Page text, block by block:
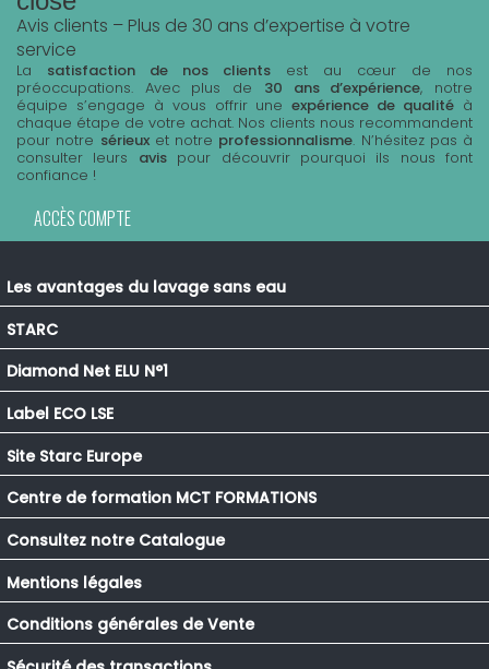
Avis clients – Plus de 30 ans d’expertise à votre
service
La satisfaction de nos clients est au cœur de nos
préoccupations. Avec plus de 30 ans d’expérience, notre
équipe s’engage à vous offrir uneexpérience de qualité à
chaque étape de votre achat. Nos clients nous recommandent
pour notre sérieuxet notre professionnalisme. N’hésitez pas à
consulter leurs avispour découvrir pourquoi ils nous font
confiance !
ACCÈS COMPTE
Les avantages du lavage sans eau
STARC
Diamond Net ELU N°1
Label ECO LSE
Site Starc Europe
Centre de formation MCT FORMATIONS
Consultez notre Catalogue
Mentions légales
Conditions générales de Vente